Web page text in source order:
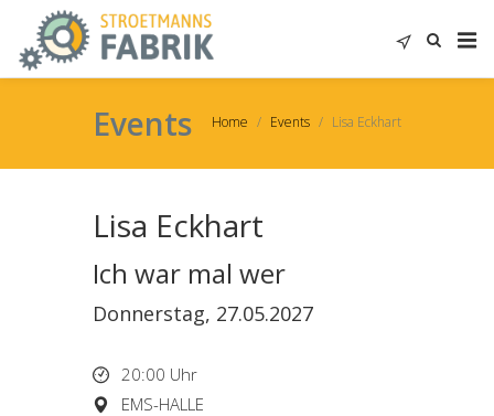
Events Home Events Lisa Eckhart
Lisa Eckhart
Ich war mal wer
Donnerstag, 27.05.2027
20:00 Uhr
EMS-HALLE